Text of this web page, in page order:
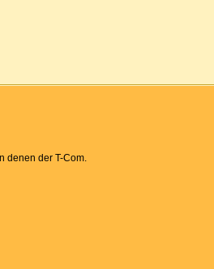
denen der T-Com.